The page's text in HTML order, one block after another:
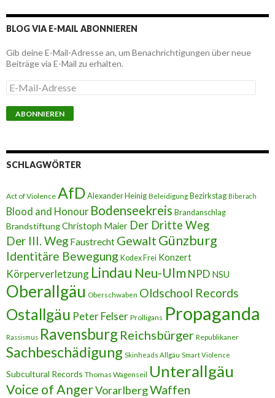
BLOG VIA E-MAIL ABONNIEREN
Gib deine E-Mail-Adresse an, um Benachrichtigungen über neue
Beiträge via E-Mail zu erhalten.
E
-
M
a
-
A
e
s
s
e
SCHLAGWÖRTER
Act of Violence AfDAlexander Heinig Beleidigung Bezirkstag Biberach
Blood and Honour Bodenseekreis Brandanschlag
BrandstiftungChristoph Maier Der Dritte Weg
Der III. Weg Faustrecht Gewalt Günzburg
Identitäre Bewegung Kodex Frei Konzert
Körperverletzung Lindau Neu-Ulm NPD NSU
Oberallgäu Oberschwaben Oldschool Records
Ostallgäu Peter Felser Prolligans Propaganda
Rassismus Ravensburg Reichsbürger Republikaner
Sachbeschädigung Skinheads Allgäu Smart Violence
Subcultural Records Thomas Wagenseil Unterallgäu
Voice of AngerVorarlbergWaffen